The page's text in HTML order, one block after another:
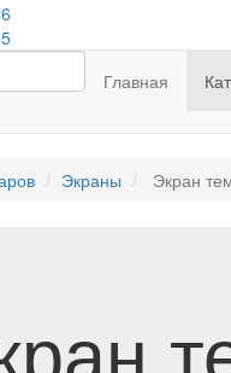
Главная
Экраны Экран